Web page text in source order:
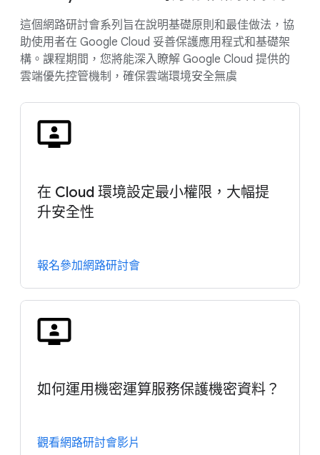
這個網路研討會系列旨在說明基礎原則和最佳做法，協
助使用者在 Google Cloud 妥善保護應用程式和基礎架
構。課程期間，您將能深入瞭解 Google Cloud 提供的
雲端優先控管機制，確保雲端環境安全無虞
在 Cloud 環境設定最小權限，大幅提
升安全性
報名參加網路研討會
如何運用機密運算服務保護機密資料？
觀看網路研討會影片